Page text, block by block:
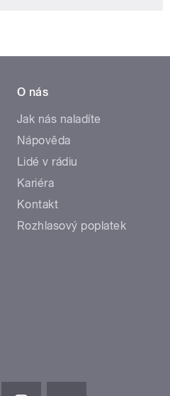
O nás
Jak nás naladíte
Nápověda
Lidé v rádiu
Kariéra
Kontakt
Rozhlasový poplatek